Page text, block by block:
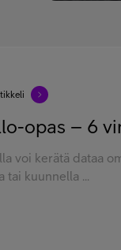
opas – 6
voi kerätä dataa
tai kuunnella ...